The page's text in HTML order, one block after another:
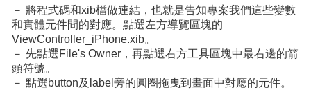
－ 將程式碼和xib檔做連結，也就是告知專案我們這些變數
和實體元件間的對應。點選左方導覽區塊的
ViewController_iPhone.xib。
－ 先點選File's Owner，再點選右方工具區塊中最右邊的箭
頭符號。
－ 點選button及label旁的圓圈拖曳到畫面中對應的元件。